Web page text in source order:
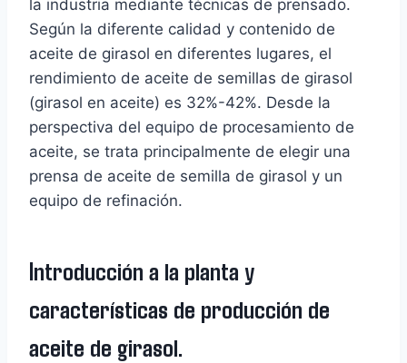
la industria mediante técnicas de prensado.
Según la diferente calidad y contenido de
aceite de girasol en diferentes lugares, el
rendimiento de aceite de semillas de girasol
(girasol en aceite) es 32%-42%. Desde la
perspectiva del equipo de procesamiento de
aceite, se trata principalmente de elegir una
prensa de aceite de semilla de girasol y un
equipo de refinación.
Introducción a la planta y
características de producción de
aceite de girasol.